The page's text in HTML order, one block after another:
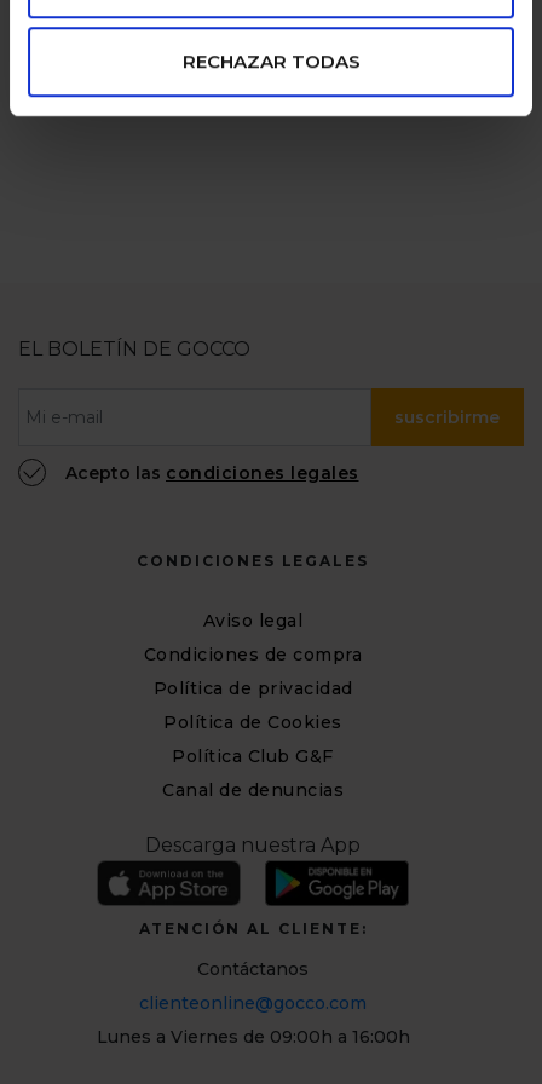
RECHAZAR TODAS
pagos seguros
familias
EL BOLETÍN DE GOCCO
suscribirme
Acepto las condiciones legales
CONDICIONES LEGALES
Aviso legal
Condiciones de compra
Política de privacidad
Política de Cookies
Política Club G&F
Canal de denuncias
Descarga nuestra App
ATENCIÓN AL CLIENTE:
Contáctanos
clienteonline@gocco.com
Lunes a Viernes de 09:00h a 16:00h